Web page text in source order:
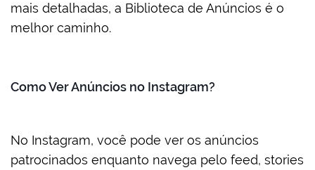
mais detalhadas, a Biblioteca de Anúncios é o
melhor caminho.
Como Ver Anúncios no Instagram?
No Instagram, você pode ver os anúncios
patrocinados enquanto navega pelo feed, stories